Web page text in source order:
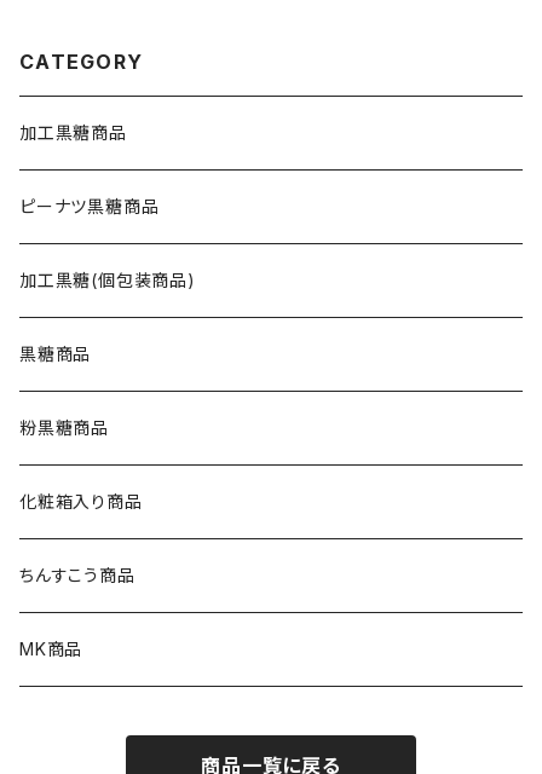
CATEGORY
加工黒糖商品
ピーナツ黒糖商品
加工黒糖(個包装商品)
黒糖商品
粉黒糖商品
化粧箱入り商品
ちんすこう商品
MK商品
商品一覧に戻る